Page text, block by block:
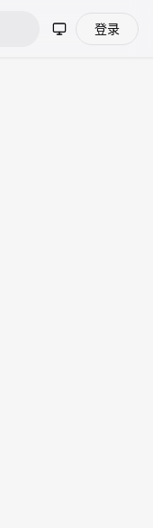
登录